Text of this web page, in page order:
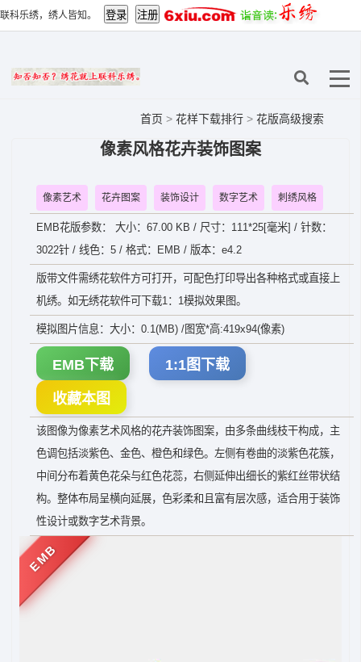
联科乐绣，绣人皆知。
首页 > 花样下载排行 > 花版高级搜索
像素风格花卉装饰图案
像素艺术 花卉图案 装饰设计 数字艺术 刺绣风格
EMB花版参数： 大小：67.00 KB / 尺寸：111*25[毫米] / 针数：
3022针 / 线色：5 / 格式：EMB / 版本：e4.2
版带文件需绣花软件方可打开，可配色打印导出各种格式或直接上
机绣。如无绣花软件可下载1：1模拟效果图。
模拟图片信息：大小：0.1(MB) /图宽*高:419x94(像素)
EMB下载 1:1图下载
收藏本图
该图像为像素艺术风格的花卉装饰图案，由多条曲线枝干构成，主
色调包括淡紫色、金色、橙色和绿色。左侧有卷曲的淡紫色花簇，
中间分布着黄色花朵与红色花蕊，右侧延伸出细长的紫红丝带状结
构。整体布局呈横向延展，色彩柔和且富有层次感，适合用于装饰
性设计或数字艺术背景。
EMB